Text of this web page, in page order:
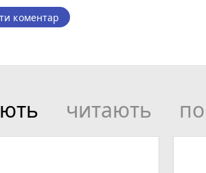
коментар
читають